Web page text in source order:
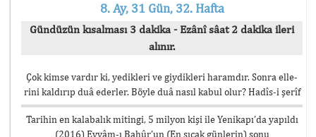
8. Ay, 31 Gün, 32. Hafta
Gündüzün kısalması 3 dakika - Ezânî sâat 2 dakika ileri
alınır.
Çok kimse vardır ki, yedikleri ve giydikleri haramdır. Sonra elle-
rini kaldırıp duâ ederler. Böyle duâ nasıl kabul olur? Hadîs-i şerîf
Tarihin en kalabalık mitingi, 5 milyon kişi ile Yenikapı’da yapıldı
(2016) Eyyâm-ı Bahûr’un (En sıcak günlerin) sonu